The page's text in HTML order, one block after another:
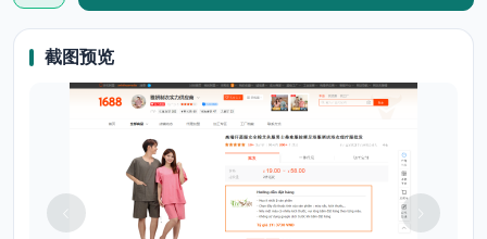
截图预览